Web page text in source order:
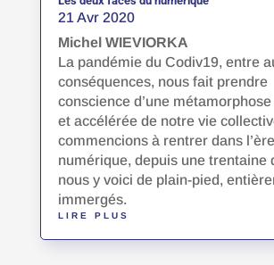
21 Avr 2020
Michel WIEVIORKA
La pandémie du Codiv19, entre
conséquences, nous fait prendre
conscience d’une
et accélérée de notre vie
commencions à rentrer dans
numérique, depuis une trentaine
nous y voici de plain-pied,
immergés.
LIRE PLUS